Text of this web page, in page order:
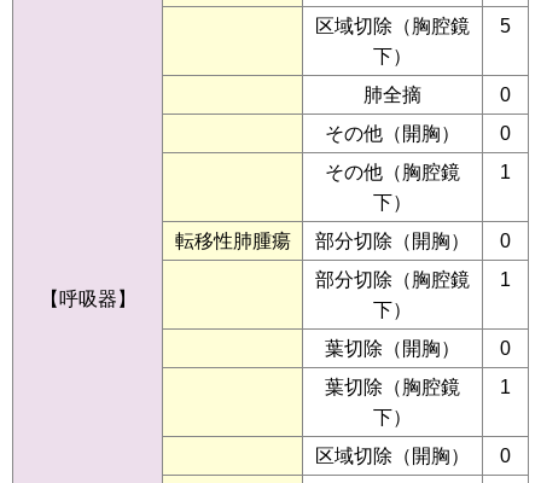
【呼吸器】
区域切除（胸腔鏡
下）
5
肺全摘
0
その他（開胸）
0
その他（胸腔鏡
下）
1
転移性肺腫瘍 部分切除（開胸）
0
部分切除（胸腔鏡
下）
1
葉切除（開胸）
0
葉切除（胸腔鏡
下）
1
区域切除（開胸）
0